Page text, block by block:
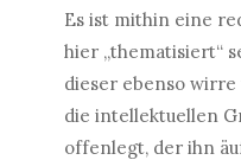
Es ist mithin eine
hier „thematisiert“
dieser ebenso
die intellektuellen
offenlegt, der ihn